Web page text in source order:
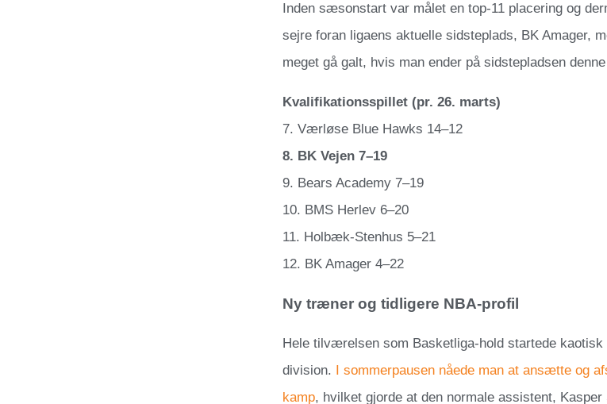
Inden sæsonstart var målet en top-11 placering og
sejre foran ligaens aktuelle sidsteplads, BK Amager,
meget gå galt, hvis man ender på sidstepladsen
Kvalifikationsspillet (pr. 26. marts)
7. Værløse Blue Hawks 14–12
8. BK Vejen 7–19
9. Bears Academy 7–19
10. BMS Herlev 6–20
11. Holbæk-Stenhus 5–21
12. BK Amager 4–22
Ny træner og tidligere NBA-profil
Hele tilværelsen som Basketliga-hold startede
division.
I sommerpausen nåede man at ansætte og
kamp, hvilket gjorde at den normale assistent,